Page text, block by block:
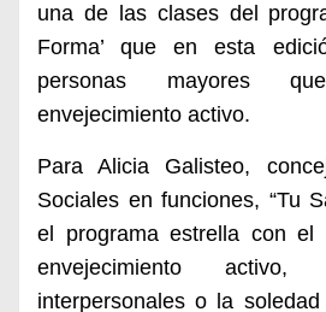
una de las clases del
Forma’ que en esta
personas mayores
envejecimiento activo.
Para Alicia Galisteo,
Sociales en funciones, “Tu
el programa estrella con el
envejecimiento
interpersonales o la